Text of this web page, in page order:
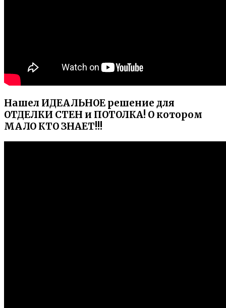
Нашел ИДЕАЛЬНОЕ решение для
ОТДЕЛКИ СТЕН и ПОТОЛКА! О котором
МАЛО КТО ЗНАЕТ!!!